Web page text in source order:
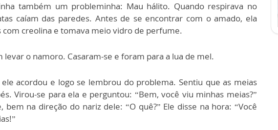
também um probleminha: Mau hálito. Quando respirava no
caíam das paredes. Antes de se encontrar com o amado, ela
com creolina e tomava meio vidro de perfume.
levar o namoro. Casaram-se e foram para a lua de mel.
acordou e logo se lembrou do problema. Sentiu que as meias
Virou-se para ela e perguntou: “Bem, você viu minhas meias?”
bem na direção do nariz dele: “O quê?” Ele disse na hora: “Você